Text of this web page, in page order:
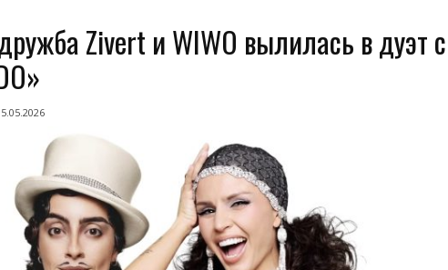
Zivert и WIWO вылилась в дуэт с